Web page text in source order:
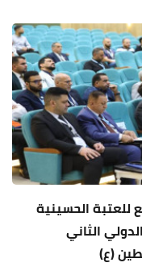
للعتبة الحسينية
الثاني
(ع)